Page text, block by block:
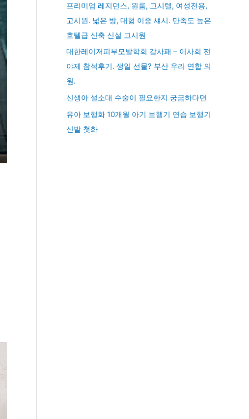
프리미엄 레지던스, 원룸, 고시텔, 여성전용,
고시원. 넓은 방, 대형 이중 섀시. 만족도 높은
호텔급 신축 신설 고시원
대한레이저피부모발학회 감사패 – 이사회 전
야제 참석후기. 생일 선물? 부산 우리 연합 의
원.
신생아 설소대 수술이 필요한지 궁금하다면
유아 보행화 10개월 아기 보행기 연습 보행기
신발 첫화